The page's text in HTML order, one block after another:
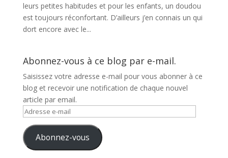
leurs petites habitudes et pour les enfants, un doudou
est toujours réconfortant. D’ailleurs j’en connais un qui
dort encore avec le...
Abonnez-vous à ce blog par e-mail.
Saisissez votre adresse e-mail pour vous abonner à ce
blog et recevoir une notification de chaque nouvel
article par email.
Adresse
mail Abonnez-vous